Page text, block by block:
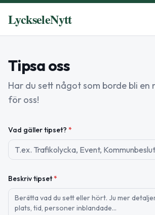
LyckseleNytt
Tipsa oss
Har du sett något som borde bli en
för oss!
Vad gäller tipset? *
Beskriv tipset*